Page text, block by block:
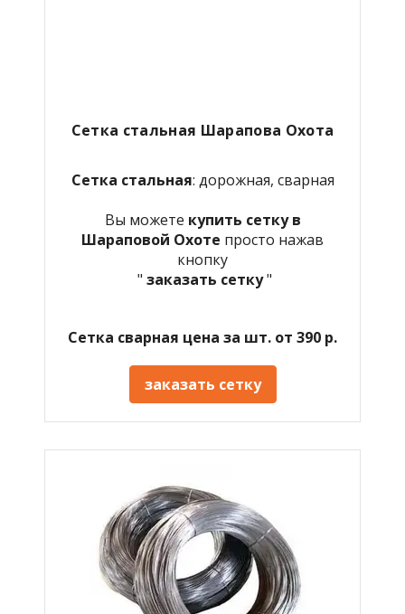
Сетка стальная Шарапова Охота
Сетка стальная: дорожная, сварная
Вы можете купить сетку в
Шараповой Охоте просто нажав
кнопку
" заказать сетку"
Сетка сварная цена за шт. от 390 р.
заказать сетку